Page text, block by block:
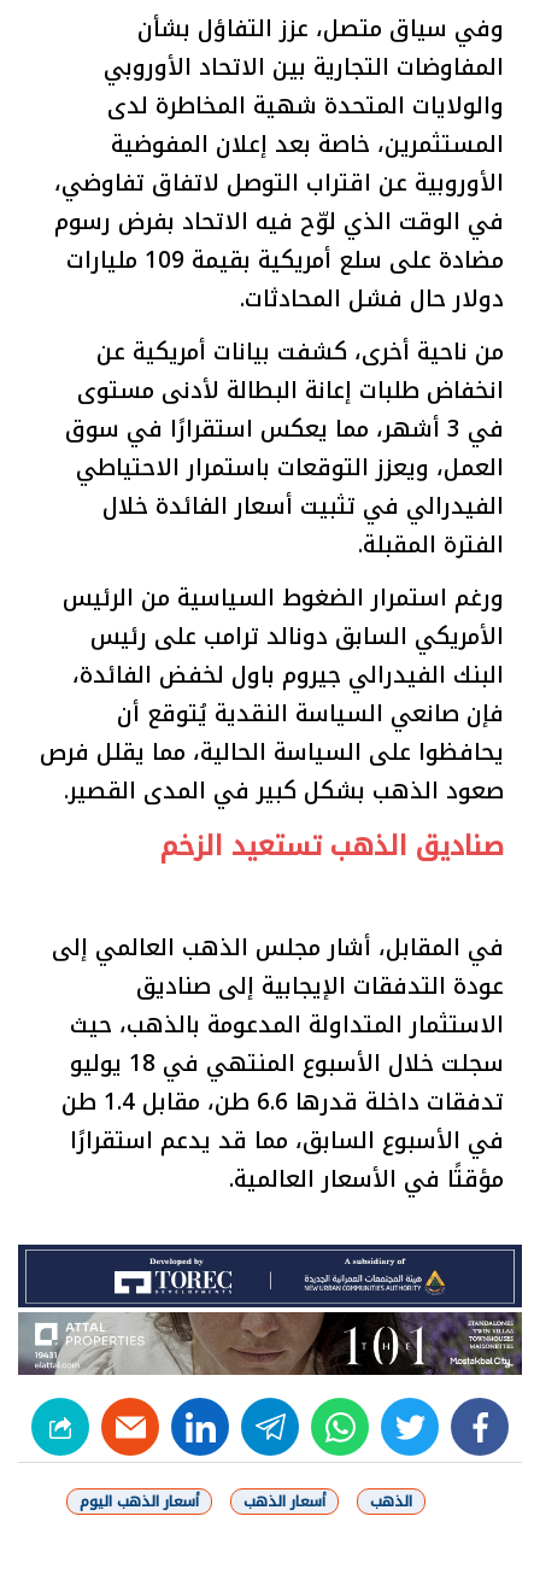
وفي سياق متصل، عزز التفاؤل بشأن
المفاوضات التجارية بين الاتحاد الأوروبي
والولايات المتحدة شهية المخاطرة لدى
المستثمرين، خاصة بعد إعلان المفوضية
الأوروبية عن اقتراب التوصل لاتفاق تفاوضي،
في الوقت الذي لوّح فيه الاتحاد بفرض رسوم
مضادة على سلع أمريكية بقيمة 109 مليارات
دولار حال فشل المحادثات.
من ناحية أخرى، كشفت بيانات أمريكية عن
انخفاض طلبات إعانة البطالة لأدنى مستوى
في 3 أشهر، مما يعكس استقرارًا في سوق
العمل، ويعزز التوقعات باستمرار الاحتياطي
الفيدرالي في تثبيت أسعار الفائدة خلال
الفترة المقبلة.
ورغم استمرار الضغوط السياسية من الرئيس
الأمريكي السابق دونالد ترامب على رئيس
البنك الفيدرالي جيروم باول لخفض الفائدة،
فإن صانعي السياسة النقدية يُتوقع أن
يحافظوا على السياسة الحالية، مما يقلل فرص
صعود الذهب بشكل كبير في المدى القصير.
صناديق الذهب تستعيد الزخم
في المقابل، أشار مجلس الذهب العالمي إلى
عودة التدفقات الإيجابية إلى صناديق
الاستثمار المتداولة المدعومة بالذهب، حيث
سجلت خلال الأسبوع المنتهي في 18 يوليو
تدفقات داخلة قدرها 6.6 طن، مقابل 1.4 طن
في الأسبوع السابق، مما قد يدعم استقرارًا
مؤقتًا في الأسعار العالمية.
facebook
twitter
whats
telegram
linkedin
الذهب أسعار الذهب أسعار الذهب اليوم